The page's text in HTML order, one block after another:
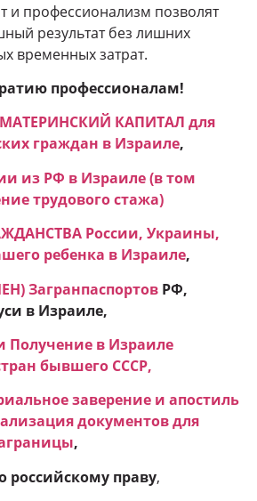
и профессионализм позволят
результат без лишних
временных затрат.
профессионалам!
КАПИТАЛ для
граждан в Израиле,
из РФ в Израиле (в том
трудового стажа)
России, Украины,
ребенка в Израиле,
Загранпаспортов РФ,
в Израиле,
Получение в Израиле
бывшего СССР,
заверение и апостиль
документов для
,
российскому праву,